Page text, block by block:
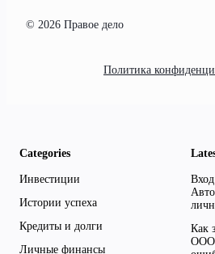
© 2026 Правое дело
Политика
Categories
Инвестиции
Истории успеха
Кредиты и долги
Личные финансы
Как
ООО